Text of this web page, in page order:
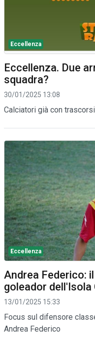
Eccellenza
Eccellenza. Due
squadra?
30/01/2025 13:08
Calciatori già con
Eccellenza
Andrea Federico:
goleador dell'Isola
13/01/2025 15:33
Focus sul difensore
Andrea Federico